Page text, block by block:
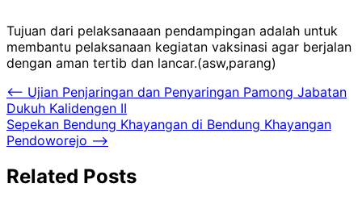
Tujuan dari pelaksanaaan pendampingan adalah untuk
membantu pelaksanaan kegiatan vaksinasi agar berjalan
dengan aman tertib dan lancar.(asw,parang)
Navigasi
pos
⟵ Ujian Penjaringan dan Penyaringan Pamong Jabatan
Dukuh Kalidengen II
Sepekan Bendung Khayangan di Bendung Khayangan
Pendoworejo ⟶
Related Posts